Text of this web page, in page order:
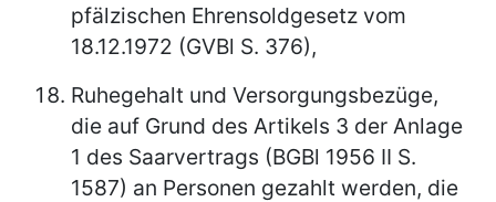
pfälzischen Ehrensoldgesetz vom
18.12.1972 (GVBl S. 376),
Ruhegehalt und Versorgungsbezüge,
die auf Grund des Artikels 3 der Anlage
1 des Saarvertrags (BGBl 1956 II S.
1587) an Personen gezahlt werden, die